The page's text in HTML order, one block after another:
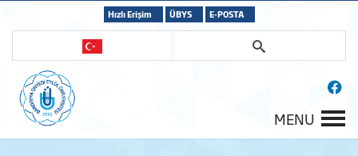
Hızlı Erişim ÜBYS E-POSTA
MENU